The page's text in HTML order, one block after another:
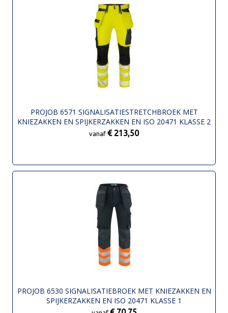
PROJOB 6571 SIGNALISATIESTRETCHBROEK MET
KNIEZAKKEN EN SPIJKERZAKKEN EN ISO 20471 KLASSE 2
vanaf € 213,50
PROJOB 6530 SIGNALISATIEBROEK MET KNIEZAKKEN EN
SPIJKERZAKKEN EN ISO 20471 KLASSE 1